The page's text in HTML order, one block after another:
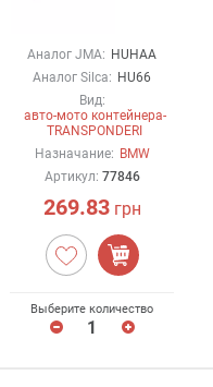
Аналог JMA: HUHAA
Аналог Silca: HU66
Вид:
авто-мото контейнера-
TRANSPONDERI
Назначание: BMW
Артикул: 77846
269.83грн
Выберите количество